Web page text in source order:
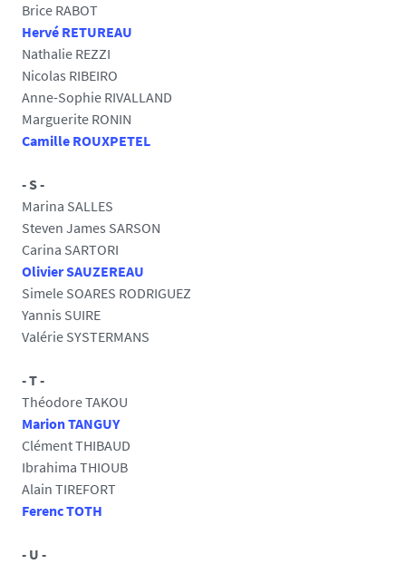
Brice RABOT
Hervé RETUREAU
Nathalie REZZI
Nicolas RIBEIRO
Anne-Sophie RIVALLAND
Marguerite RONIN
Camille ROUXPETEL
- S -
Marina SALLES
Steven James SARSON
Carina SARTORI
Olivier SAUZEREAU
Simele SOARES RODRIGUEZ
Yannis SUIRE
Valérie SYSTERMANS
- T -
Théodore TAKOU
Marion TANGUY
Clément THIBAUD
Ibrahima THIOUB
Alain TIREFORT
Ferenc TOTH
- U -